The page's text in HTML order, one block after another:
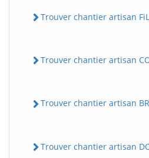
Trouver chantier artisan
Trouver chantier artisan
Trouver chantier artisan
Trouver chantier artisan